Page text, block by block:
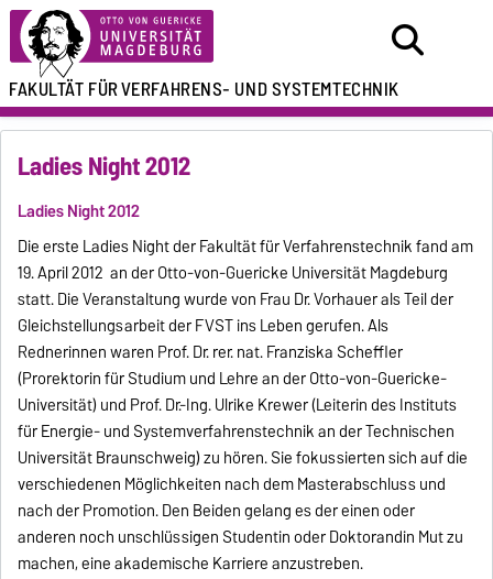
FAKULTÄT FÜRVERFAHRENS- UND SYSTEMTECHNIK
Ladies Night 2012
Ladies Night 2012
Die erste Ladies Night der Fakultät für Verfahrenstechnik fand am
19. April 2012 an der Otto-von-Guericke Universität Magdeburg
statt. Die Veranstaltung wurde von Frau Dr. Vorhauer als Teil der
Gleichstellungsarbeit der FVST ins Leben gerufen. Als
Rednerinnen waren Prof. Dr. rer. nat. Franziska Scheffler
(Prorektorin für Studium und Lehre an der Otto-von-Guericke-
Universität) und Prof. Dr.-Ing. Ulrike Krewer (Leiterin des Instituts
für Energie- und Systemverfahrenstechnik an der Technischen
Universität Braunschweig) zu hören. Sie fokussierten sich auf die
verschiedenen Möglichkeiten nach dem Masterabschluss und
nach der Promotion. Den Beiden gelang es der einen oder
anderen noch unschlüssigen Studentin oder Doktorandin Mut zu
machen, eine akademische Karriere anzustreben.